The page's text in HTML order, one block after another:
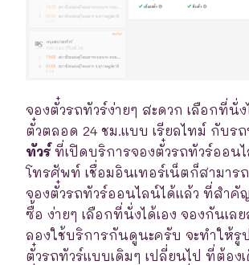
จองตั๋วรถทัวร์ง่ายๆ สะดวก เลือกที่นั่ง
ตั๋วตลอด 24 ชม.แบบ เรียลไทม์ กับร
ทัวร์ ที่เปิดบริการจองตั๋วรถทัวร์ออนไ
โทรศัพท์ เชื่อมอินเทอร์เน็ตก็สามาร
จองตั๋วรถทัวร์ออนไลน์ได้แล้ว ที่สำคั
ซื้อ ง่ายๆ เลือกที่นั่งได้เอง จองกันเล
ลองใช้บริการกันดูนะครับ จะทำให้รู
ตั๋วรถทัวร์แบบเดิมๆ เปลี่ยนไป ที่ต้อง